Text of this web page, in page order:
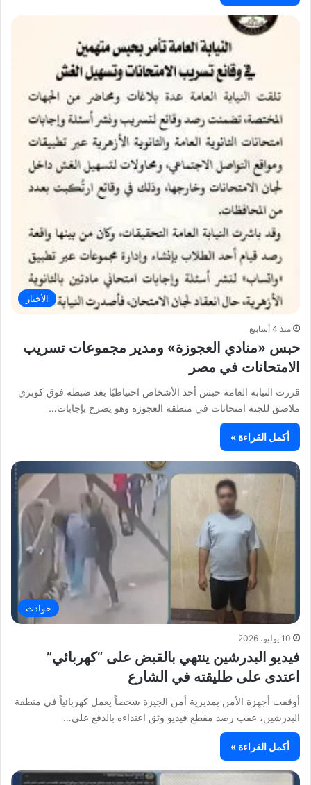
الأخبار
منذ 4 أسابيع
حبس «منادي العجوزة» ومدير مجموعات تسريب
الامتحانات في مصر
قررت النيابة العامة حبس أحد الأشخاص احتياطيًا بعد ضبطه فوق كوبري
ملاصق للجنة امتحانات في منطقة العجوزة وهو يصرخ بإجابات…
أكمل القراءة »
حوادث
10 يوليو، 2026
فيديو البدرشين ينتهي بالقبض على “كهربائي”
اعتدى على طليقته في الشارع
أوقفت أجهزة الأمن بمديرية أمن الجيزة شخصاً يعمل كهربائياً في منطقة
البدرشين، عقب رصد مقطع فيديو وثق اعتداءه بالدفع على…
أكمل القراءة »